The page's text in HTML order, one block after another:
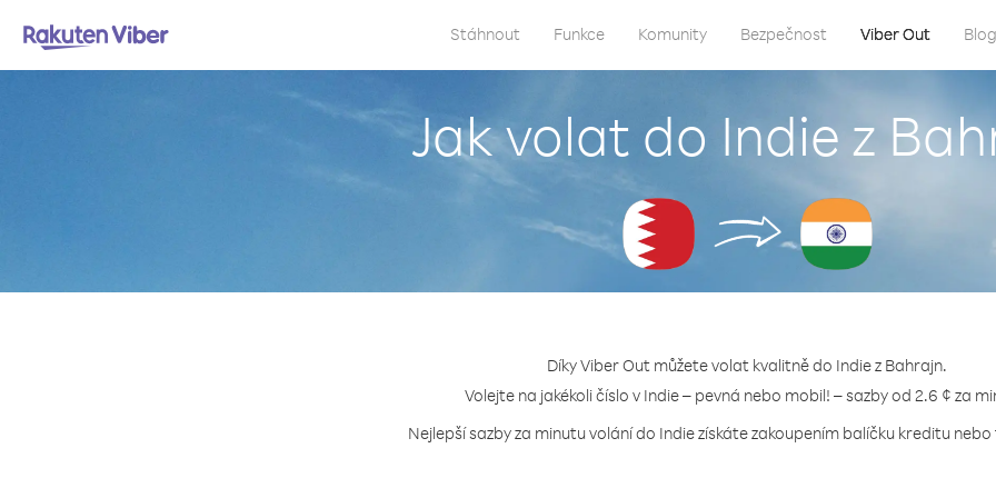
Stáhnout Funkce Komunity Bezpečnost Viber Out Blog
Jak volat do Indie z
Díky Viber Out můžete volat kvalitně do Indie z Bahrajn.
Volejte na jakékoli číslo v Indie – pevná nebo mobil! – sazby od 2.6 ¢ za
Nejlepší sazby za minutu volání do Indie získáte zakoupením balíčku kreditu